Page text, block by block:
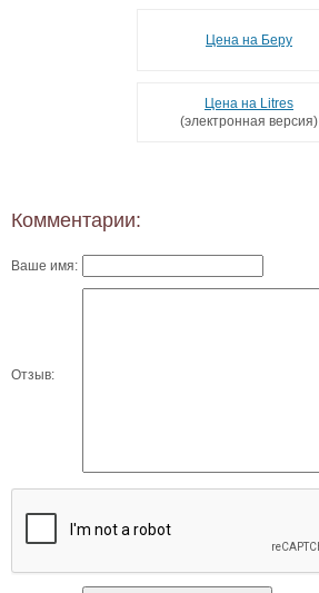
Цена на Беру
Цена на Litres
(электронная версия)
Комментарии:
Ваше имя:
Отзыв: